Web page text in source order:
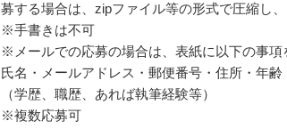
募する場合は、zipファイル等の形式で圧縮し
※手書きは不可
※メールでの応募の場合は、表紙に以下の事項
氏名・メールアドレス・郵便番号・住所・年
（学歴、職歴、あれば執筆経験等）
※複数応募可